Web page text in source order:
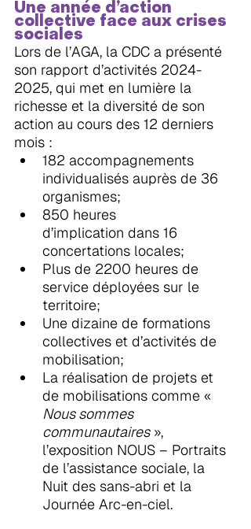
Une année d’action
collective face aux crises
sociales
Lors de l’AGA, la CDC a présenté
son rapport d’activités 2024-
2025, qui met en lumière la
richesse et la diversité de son
action au cours des 12 derniers
mois :
182 accompagnements
individualisés auprès de 36
organismes;
850 heures
d’implication dans 16
concertations locales;
Plus de 2200 heures de
service déployées sur le
territoire;
Une dizaine de formations
collectives et d’activités de
mobilisation;
La réalisation de projets et
de mobilisations comme «
Nous sommes
communautaires »,
l’exposition NOUS – Portraits
de l’assistance sociale, la
Nuit des sans-abri et la
Journée Arc-en-ciel.